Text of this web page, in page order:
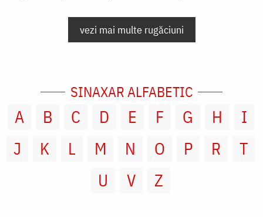
vezi mai multe rugăciuni
SINAXAR ALFABETIC
A B C D E F G H
I
J
K L M N O P R
T
U
V Z